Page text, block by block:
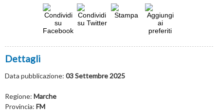
Dettagli
Data pubblicazione: 03 Settembre 2025
Regione: Marche
Provincia: FM